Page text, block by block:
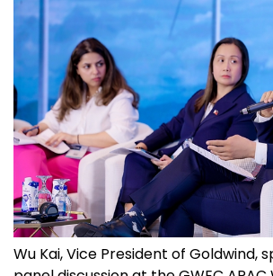
Wu Kai, Vice President of Goldwind,